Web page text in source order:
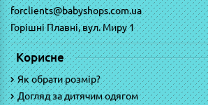
forclients@babyshops.com.ua
Горішні Плавні, вул. Миру 1
Корисне
Як обрати розмір?
Догляд за дитячим одягом